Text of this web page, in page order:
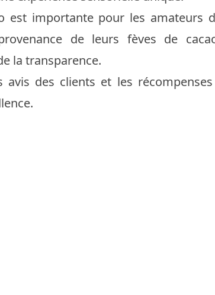
est importante pour les amateurs
de leurs fèves de
la transparence.
avis des clients et les